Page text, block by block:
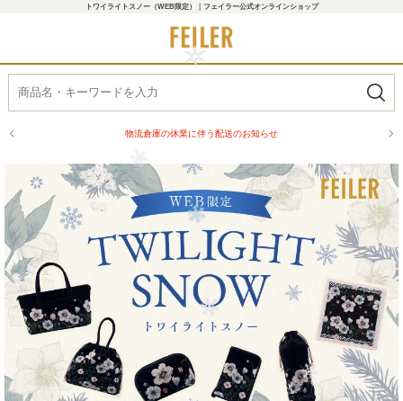
トワイライトスノー（WEB限定）｜フェイラー公式オンラインショップ
物流倉庫の休業に伴う配送のお知らせ